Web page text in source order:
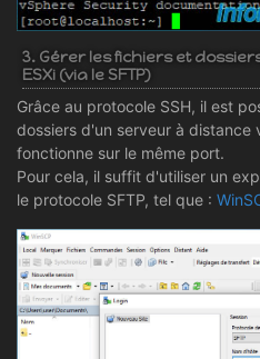
3. Gérer les fichiers et
ESXi (via le SFTP)
Grâce au protocole SSH, il est
dossiers d'un serveur à distance
fonctionne sur le même port.
Pour cela, il suffit d'utiliser un
le protocole SFTP, tel que :